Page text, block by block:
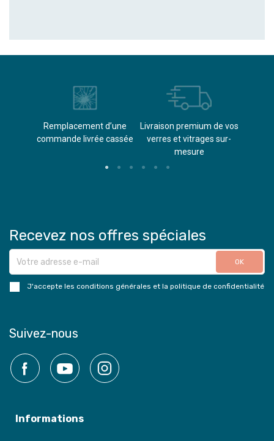
Remplacement d’une
commande livrée cassée​
Livraison premium de vos
verres et vitrages sur-
mesure
Recevez nos offres spéciales
J'accepte les conditions générales et la politique de confidentialité
Suivez-nous
Facebook YouTube
Informations